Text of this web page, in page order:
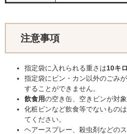
注意事項
指定袋に入れられる重さは10キ
指定袋にビン・カン以外のごみ
することができません。
飲食用の空き缶、空きビンが対象
化粧ビンなど飲食等でないもの
てください。
ヘアースプレー、殺虫剤などの